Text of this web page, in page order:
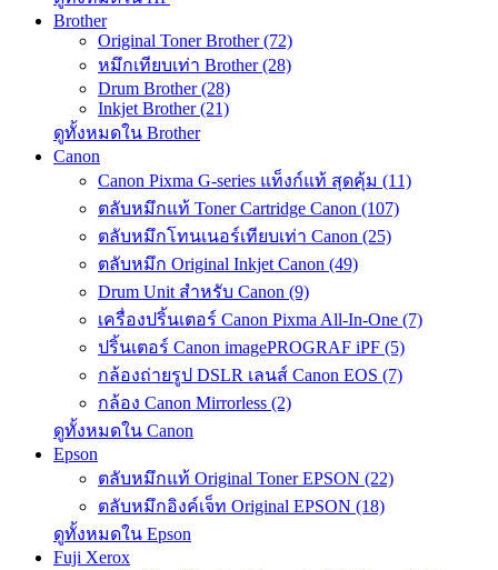
Brother
Original Toner Brother (72)
หมึกเทียบเท่า Brother (28)
Drum Brother (28)
Inkjet Brother (21)
ดูทั้งหมดใน Brother
Canon
Canon Pixma G-series แท็งก์แท้ สุดคุ้ม (11)
ตลับหมึกแท้ Toner Cartridge Canon (107)
ตลับหมึกโทนเนอร์เทียบเท่า Canon (25)
ตลับหมึก Original Inkjet Canon (49)
Drum Unit สำหรับ Canon (9)
เครื่องปริ้นเตอร์ Canon Pixma All-In-One (7)
ปริ้นเตอร์ Canon imagePROGRAF iPF (5)
กล้องถ่ายรูป DSLR เลนส์ Canon EOS (7)
กล้อง Canon Mirrorless (2)
ดูทั้งหมดใน Canon
Epson
ตลับหมึกแท้ Original Toner EPSON (22)
ตลับหมึกอิงค์เจ็ท Original EPSON (18)
ดูทั้งหมดใน Epson
Fuji Xerox